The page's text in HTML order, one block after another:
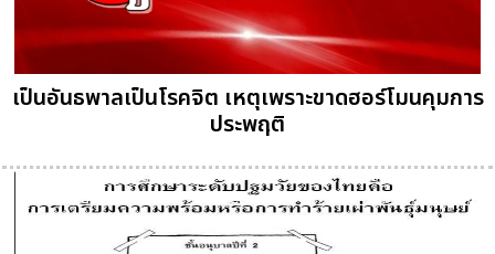
เป็นอันธพาลเป็นโรคจิต เหตุเพราะขาดฮอร์โมนคุมการ
ประพฤติ